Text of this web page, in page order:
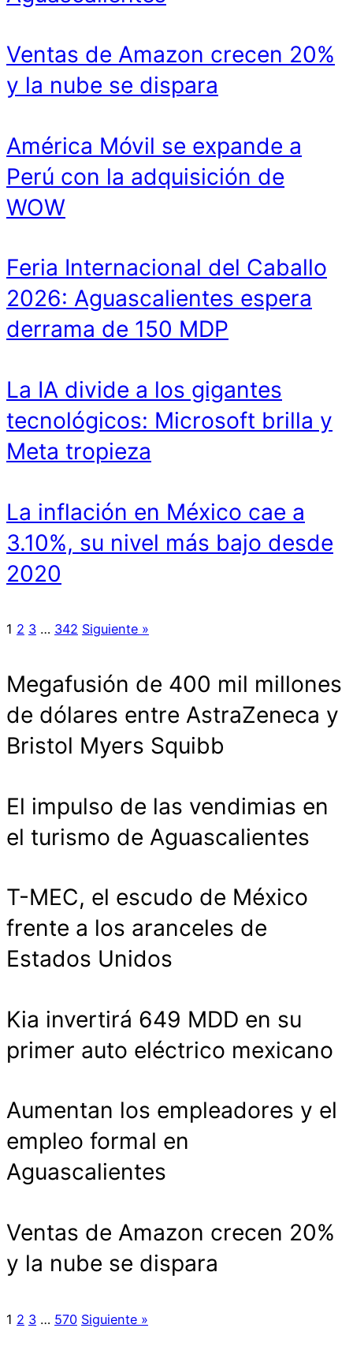
Ventas de Amazon crecen 20%
y la nube se dispara
América Móvil se expande a
Perú con la adquisición de
WOW
Feria Internacional del Caballo
2026: Aguascalientes espera
derrama de 150 MDP
La IA divide a los gigantes
tecnológicos: Microsoft brilla y
Meta tropieza
La inflación en México cae a
3.10%, su nivel más bajo desde
2020
1 2 3 … 342 Siguiente »
Megafusión de 400 mil millones
de dólares entre AstraZeneca y
Bristol Myers Squibb
El impulso de las vendimias en
el turismo de Aguascalientes
T-MEC, el escudo de México
frente a los aranceles de
Estados Unidos
Kia invertirá 649 MDD en su
primer auto eléctrico mexicano
Aumentan los empleadores y el
empleo formal en
Aguascalientes
Ventas de Amazon crecen 20%
y la nube se dispara
1 2 3 … 570 Siguiente »